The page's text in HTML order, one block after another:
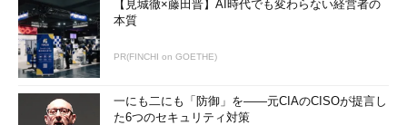
【見城徹×藤田晋】AI時代でも変わらない経営者の
本質
PR(FINCHI on GOETHE)
一にも二にも「防御」を――元CIAのCISOが提言し
た6つのセキュリティ対策